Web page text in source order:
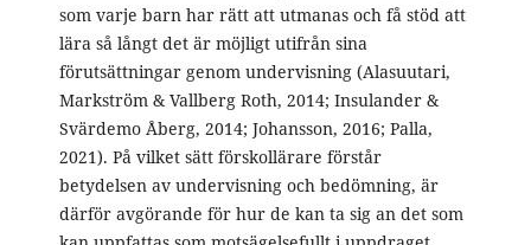
som varje barn har rätt att utmanas och få stöd att
lära så långt det är möjligt utifrån sina
förutsättningar genom undervisning (Alasuutari,
Markström & Vallberg Roth, 2014; Insulander &
Svärdemo Åberg, 2014; Johansson, 2016; Palla,
2021). På vilket sätt förskollärare förstår
betydelsen av undervisning och bedömning, är
därför avgörande för hur de kan ta sig an det som